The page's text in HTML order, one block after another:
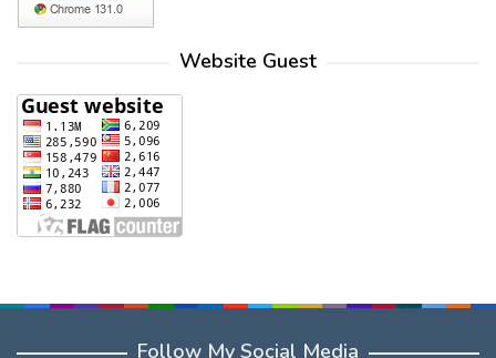
Website Guest
Follow My Social Media